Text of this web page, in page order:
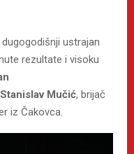
ustrajan
rezultate i visoku
Stanislav Mučić, brijač
iz Čakovca.